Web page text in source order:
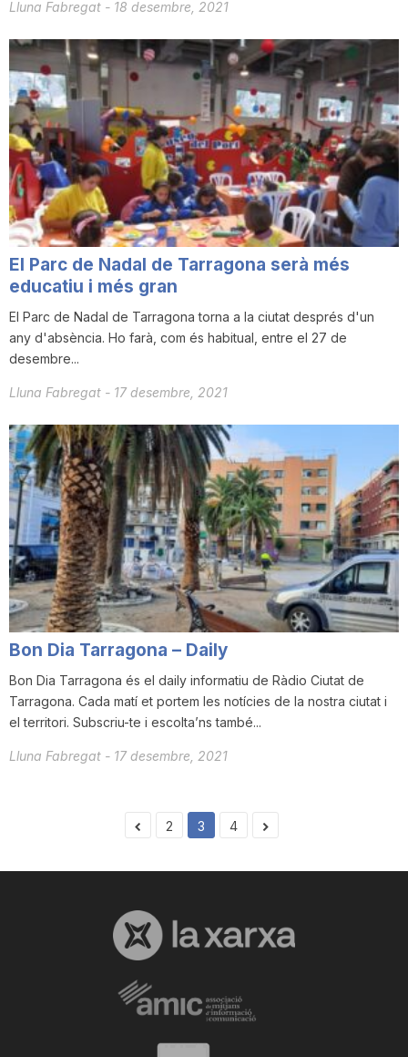
Lluna Fabregat - 18 desembre, 2021
El Parc de Nadal de Tarragona serà més
educatiu i més gran
El Parc de Nadal de Tarragona torna a la ciutat després d'un
any d'absència. Ho farà, com és habitual, entre el 27 de
desembre...
Lluna Fabregat - 17 desembre, 2021
Bon Dia Tarragona – Daily
Bon Dia Tarragona és el daily informatiu de Ràdio Ciutat de
Tarragona. Cada matí et portem les notícies de la nostra ciutat i
el territori. Subscriu-te i escolta’ns també...
Lluna Fabregat - 17 desembre, 2021
2 3 4